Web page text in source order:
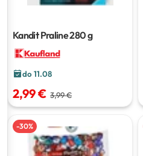
Kandit Praline280 g
do 11.08
2,99 € 3,99 €
-30%